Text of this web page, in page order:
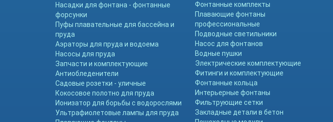
Насадки для фонтана - фонтанные
форсунки
Пуфы плавательные для бассейна и
пруда
Аэраторы для пруда и водоема
Насосы для пруда
Запчасти и комплектующие
Антиобледенители
Садовые розетки - уличные
Кокосовое полотно для пруда
Ионизатор для борьбы с водорослями
Ультрафиолетовые лампы для пруда
Фонтанные комплекты
Плавающие фонтаны
профессиональные
Подводные светильники
Насос для фонтанов
Водные пушки
Электрические комплектующие
Фитинги и комплектующие
Фонтанные кольца
Интерьерные фонтаны
Фильтрующие сетки
Закладные детали в бетон